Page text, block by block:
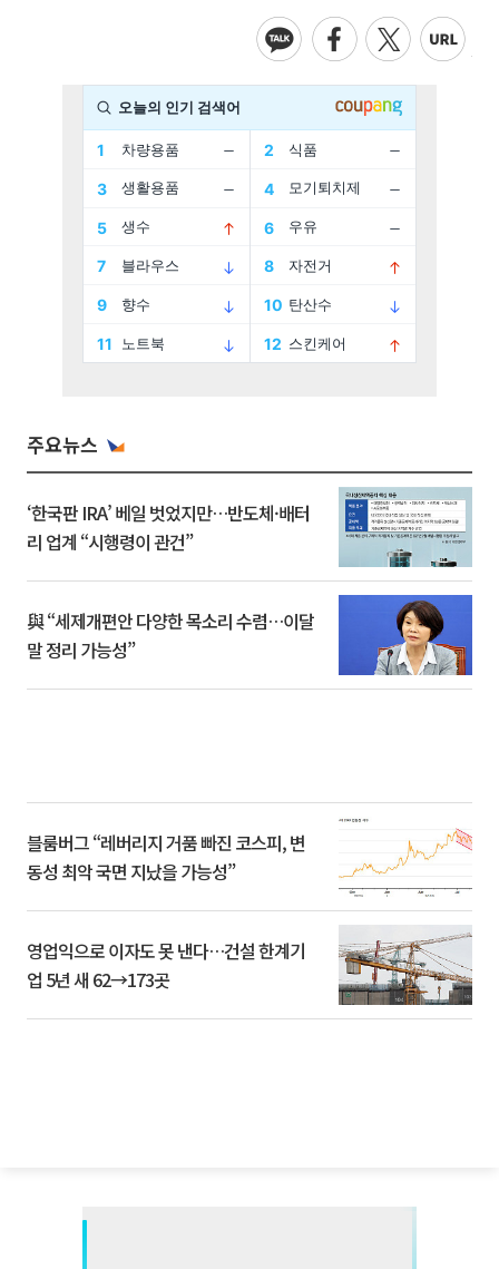
주요뉴스
‘한국판 IRA’ 베일 벗었지만…반도체·배터
리 업계 “시행령이 관건”
與 “세제개편안 다양한 목소리 수렴…이달
말 정리 가능성”
블룸버그 “레버리지 거품 빠진 코스피, 변
동성 최악 국면 지났을 가능성”
영업익으로 이자도 못 낸다…건설 한계기
업 5년 새 62→173곳